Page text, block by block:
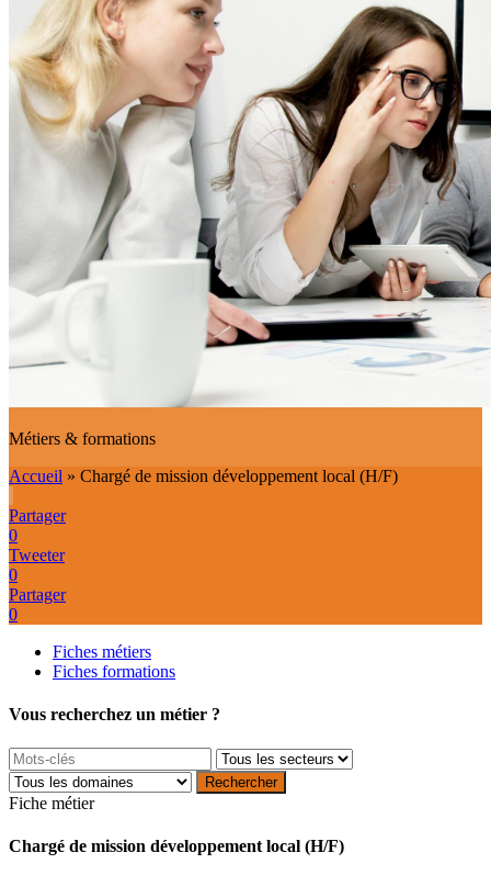
Métiers & formations
Accueil » Chargé de mission développement local (H/F)
Partager
0
Tweeter
0
Partager
0
Fiches métiers
Fiches formations
Vous recherchez un métier ?
Fiche métier
Chargé de mission développement local (H/F)